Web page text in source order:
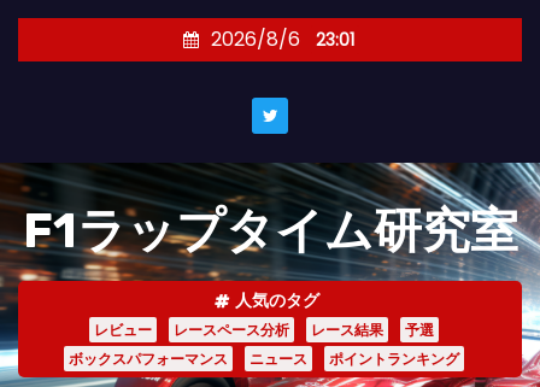
キ
ッ
プ
2026/8/6 23:01
F1ラップタイム研究室
人気のタグ
レビュー レースペース分析 レース結果
予選
ボックスパフォーマンス
ニュース ポイントランキング